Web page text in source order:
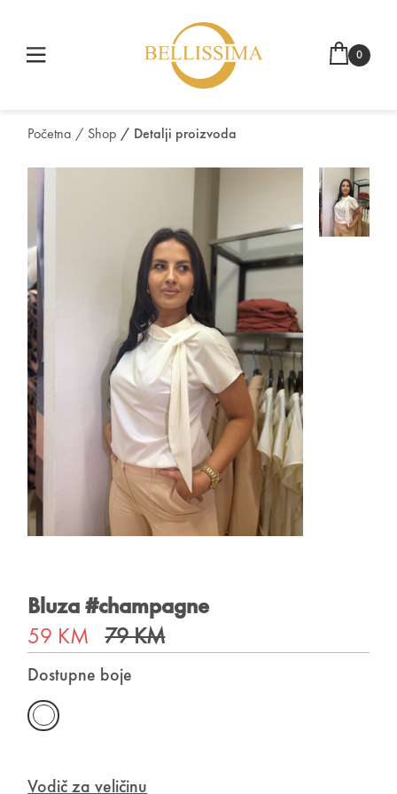
0
Početna / Shop / Detalji proizvoda
Bluza #champagne
59 KM79 KM
Dostupne boje
Vodič za veličinu